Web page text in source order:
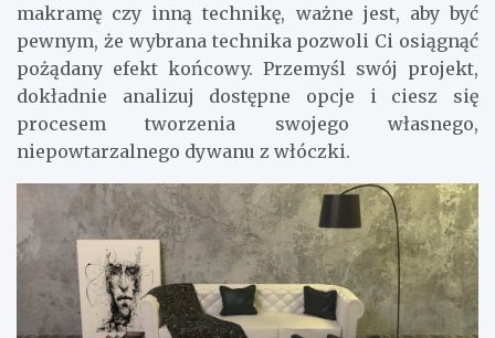
makramę czy inną technikę, ważne jest, aby być
pewnym, że wybrana technika pozwoli Ci osiągnąć
pożądany efekt końcowy. Przemyśl swój projekt,
dokładnie analizuj dostępne opcje i ciesz się
procesem tworzenia swojego własnego,
niepowtarzalnego dywanu z włóczki.